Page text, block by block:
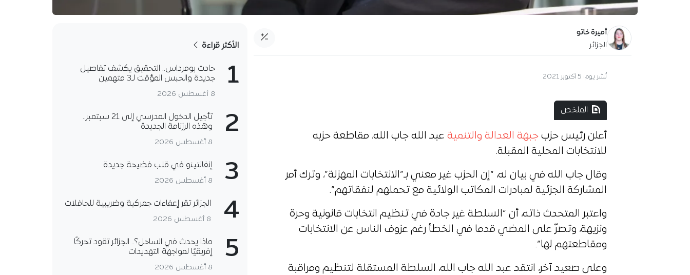
أميرة خاتو
الجزائر
آخر تحديث: 15 يونيو 2026
الملخص
أعلن رئيس حزب جبهة العدالة والتنمية عبد الله جاب الله، مقاطعة حزبه
للانتخابات المحلية المقبلة.
وقال جاب الله في بيان له، “إن الحزب غير معني بـ”الانتخابات المهزلة”، وترك أمر
المشاركة الجزئية لمبادرات المكاتب الولائية مع تحملهم لنفقاتهم”.
واعتبر المتحدث ذاته، أن “السلطة غير جادة في تنظيم انتخابات قانونية وحرة
ونزيهة، وتصرّ على المضي قدما في الخطأ رغم عزوف الناس عن الانتخابات
ومقاطعتهم لها”.
وعلى صعيد آخر، انتقد عبد الله جاب الله، السلطة المستقلة لتنظيم ومراقبة
الأكثر قراءة
1
حادث بومرداس.. التحقيق يكشف تفاصيل
جديدة والحبس المؤقت لـ3 متهمين
8 أغسطس 2026
2
تأجيل الدخول المدرسي إلى 21 سبتمبر..
وهذه الرزنامة الجديدة
8 أغسطس 2026
3 إنفانتينو في قلب فضيحة جديدة
8 أغسطس 2026
4 الجزائر تقر إعفاءات جمركية وضريبية للحافلات
8 أغسطس 2026
5
ماذا يحدث في الساحل؟.. الجزائر تقود تحركًا
إفريقيًا لمواجهة التهديدات
8 أغسطس 2026